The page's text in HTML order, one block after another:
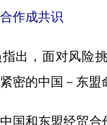
作成共识
，面对风险挑
密的中国－东盟
和东盟经贸合作